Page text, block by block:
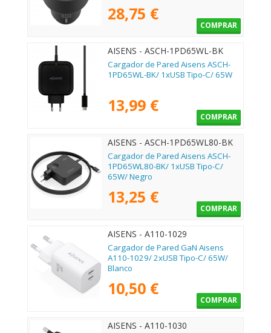
28,75 €
COMPRAR
AISENS - ASCH-1PD65WL-BK
Cargador de Pared Aisens ASCH-
1PD65WL-BK/ 1xUSB Tipo-C/ 65W
13,99 €
COMPRAR
AISENS - ASCH-1PD65WL80-BK
Cargador de Pared Aisens ASCH-
1PD65WL80-BK/ 1xUSB Tipo-C/
65W/ Negro
13,25 €
COMPRAR
AISENS - A110-1029
Cargador de Pared GaN Aisens
A110-1029/ 2xUSB Tipo-C/ 65W/
Blanco
10,50 €
COMPRAR
AISENS - A110-1030